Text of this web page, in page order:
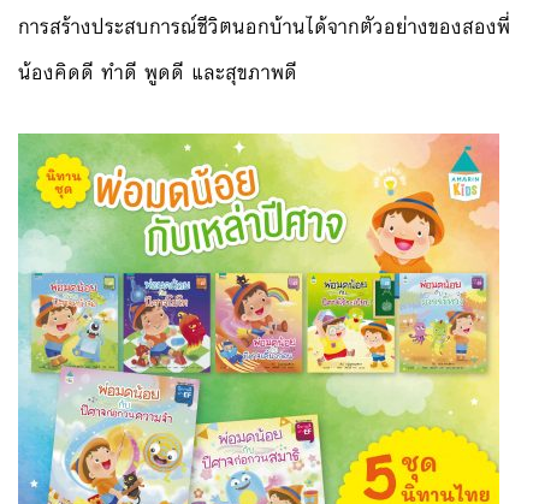
การสร้างประสบการณ์ชีวิตนอกบ้านได้จากตัวอย่างของสองพี่
น้องคิดดี ทำดี พูดดี และสุขภาพดี